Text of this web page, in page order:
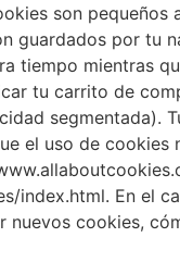
son
guardados por tu
tiempo mientras
tu carrito de
segmentada).
el uso de
En el
cookies,